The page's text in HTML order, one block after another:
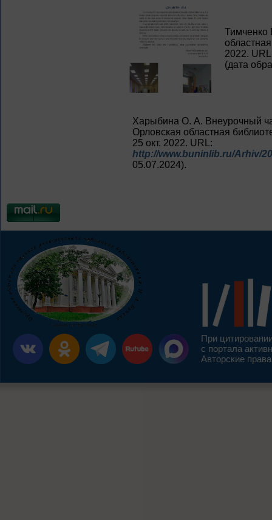
Тимченко
2022.
(дата
Харыбина О. А. Внеурочный
Орловская областная
25 окт. 2022. URL:
http://www.buninlib.ru/Arhiv/
05.07.2024).
При
с портала
Авторские